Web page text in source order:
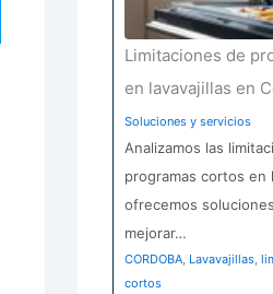
Limitaciones de
en lavavajillas en
Soluciones y servicios
Analizamos las
programas cortos en
ofrecemos
mejorar…
CORDOBA, Lavavajillas,
cortos